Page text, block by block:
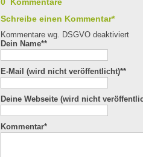
Schreibe einen Kommentar*
Kommentare wg. DSGVO deaktiviert
Dein Name**
E-Mail (wird nicht veröffentlicht)**
Deine Webseite (wird nicht
Kommentar*